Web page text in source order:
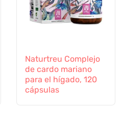
Naturtreu Complejo
de cardo mariano
para el hígado, 120
cápsulas